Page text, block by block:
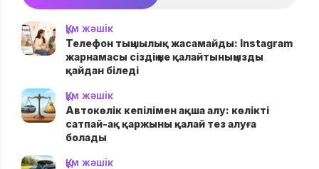
Құм жәшік
Телефон тыңшылық жасамайды: Instagram
жарнамасы сіздің не қалайтыныңызды
қайдан біледі
Құм жәшік
Автокөлік кепілімен ақша алу: көлікті
сатпай-ақ қаржыны қалай тез алуға
болады
Құм жәшік